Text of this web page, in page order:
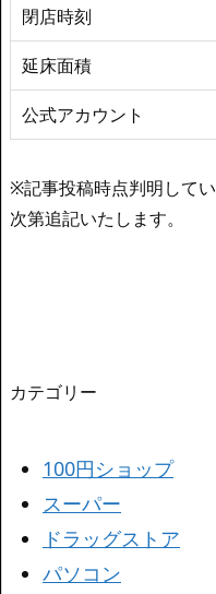
閉店時刻
延床面積
公式アカウント
※記事投稿時点判明して
次第追記いたします。
カテゴリー
100円ショップ
スーパー
ドラッグストア
パソコン